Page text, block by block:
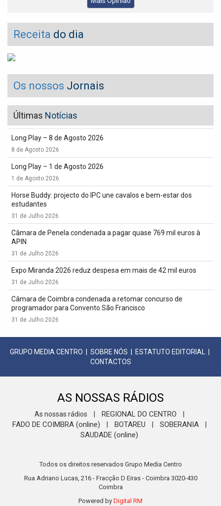
Receita do dia
Os nossos Jornais
Últimas Notícias
Long Play – 8 de Agosto 2026
8 de Agosto 2026
Long Play – 1 de Agosto 2026
1 de Agosto 2026
Horse Buddy: projecto do IPC une cavalos e bem-estar dos
estudantes
31 de Julho 2026
Câmara de Penela condenada a pagar quase 769 mil euros à
APIN
31 de Julho 2026
Expo Miranda 2026 reduz despesa em mais de 42 mil euros
31 de Julho 2026
Câmara de Coimbra condenada a retomar concurso de
programador para Convento São Francisco
31 de Julho 2026
GRUPO MEDIA CENTRO SOBRE NÓS ESTATUTO EDITORIAL
CONTACTOS
AS NOSSAS RÁDIOS
As nossas rádios REGIONAL DO CENTRO
FADO DE COIMBRA (online) BOTAREU SOBERANIA
SAUDADE (online)
Todos os direitos reservados Grupo Media Centro
Rua Adriano Lucas, 216 - Fracção D Eiras - Coimbra 3020-430
Coimbra
Powered by Digital RM